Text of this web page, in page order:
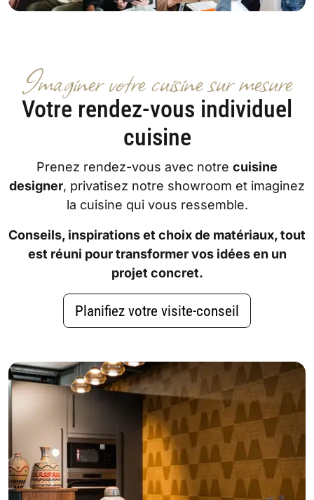
Imaginer votre cuisine sur mesure
Votre rendez-vous individuel
cuisine
Prenez rendez-vous avec notre cuisine
designer, privatisez notre showroom et imaginez
la cuisine qui vous ressemble.
Conseils, inspirations et choix de matériaux, tout
est réuni pour transformer vos idées en un
projet concret.
Planifiez votre visite-conseil